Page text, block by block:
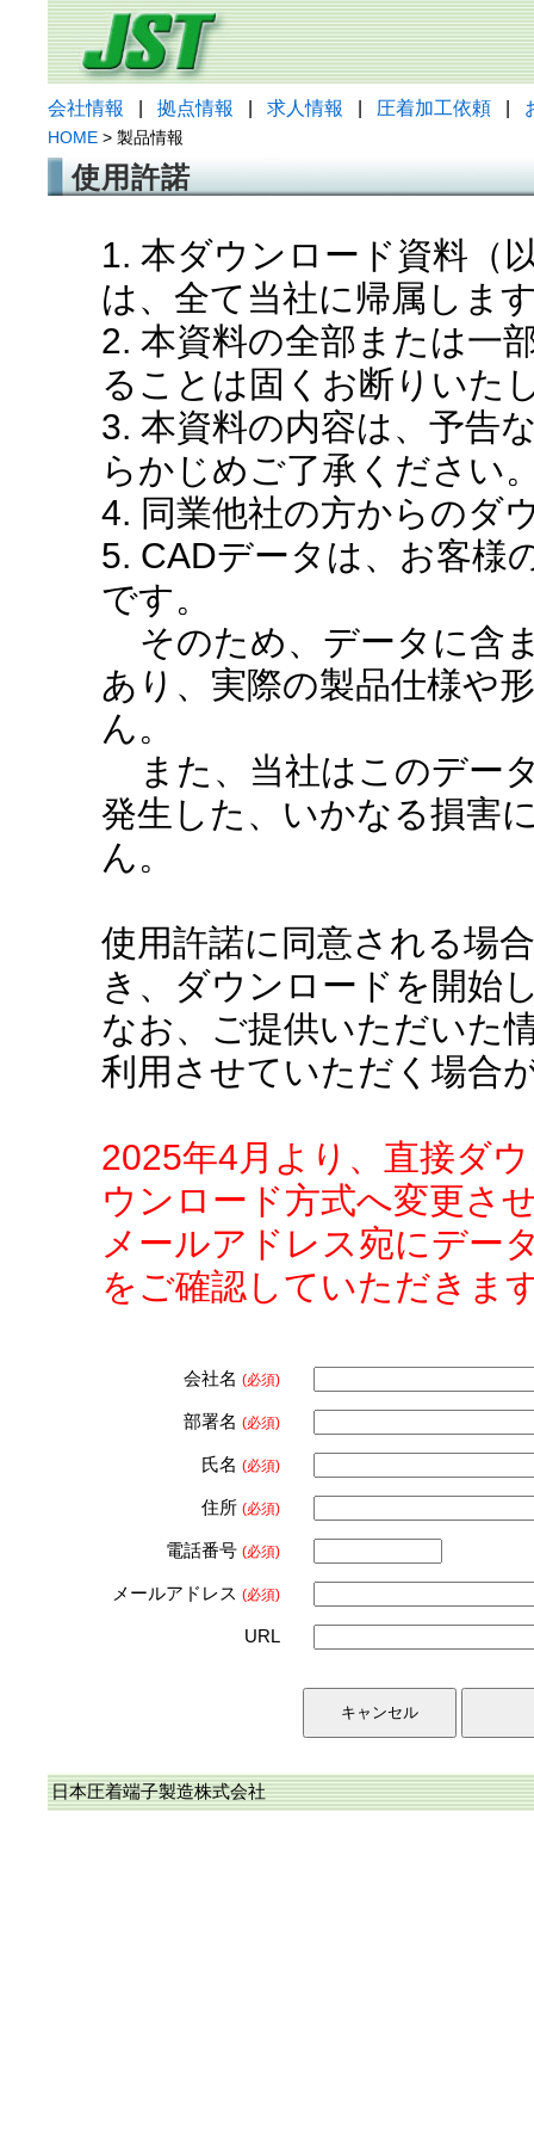
会社情報 拠点情報 求人情報 圧着加工依頼
HOME > 製品情報
使用許諾
1. 本ダウンロード資料（
は、全て当社に帰属しま
2. 本資料の全部または一
ることは固くお断りいた
3. 本資料の内容は、予告
らかじめご了承ください
4. 同業他社の方からのダ
5. CADデータは、お客様
です。
そのため、データに含
あり、実際の製品仕様や
ん。
また、当社はこのデー
発生した、いかなる損害
ん。
使用許諾に同意される場
き、ダウンロードを開始
なお、ご提供いただいた
利用させていただく場合
2025年4月より、直接ダ
ウンロード方式へ変更さ
メールアドレス宛にデー
をご確認していただきま
会社名 (必須)
部署名 (必須)
氏名 (必須)
住所 (必須)
電話番号 (必須)
メールアドレス (必須)
URL
日本圧着端子製造株式会社